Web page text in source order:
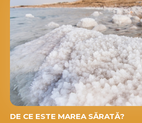
DE CE ESTE MAREA SĂRATĂ?